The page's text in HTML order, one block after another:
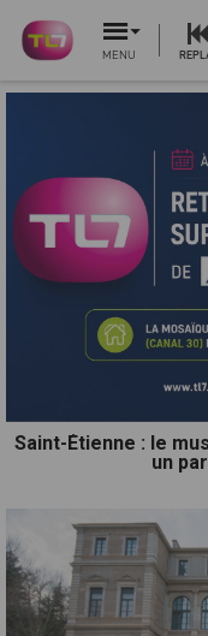
MENU
Saint-Étienne : le
un